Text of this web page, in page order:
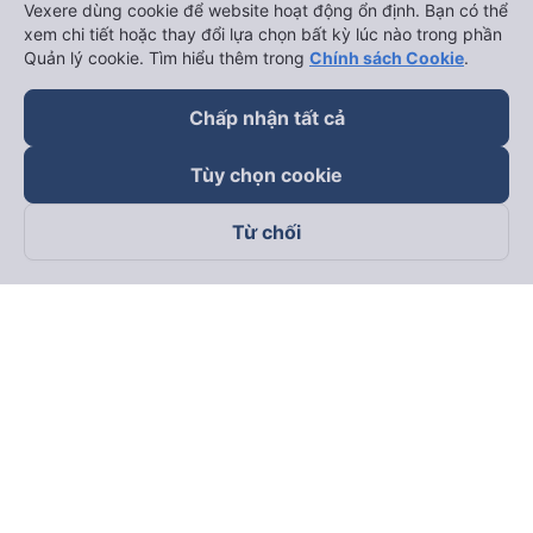
Theo dõi chúng tôi trên
Vexere dùng cookie để website hoạt động ổn định. Bạn có thể
xem chi tiết hoặc thay đổi lựa chọn bất kỳ lúc nào trong phần
Quản lý cookie. Tìm hiểu thêm trong Chính sách Cookie.
Chấp nhận tất cả
Tùy chọn cookie
Từ chối